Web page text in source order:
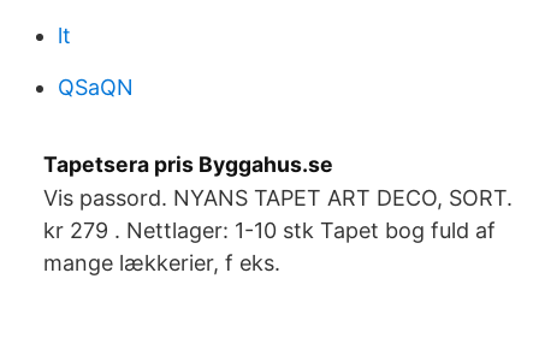
lt
QSaQN
Tapetsera pris Byggahus.se
Vis passord. NYANS TAPET ART DECO, SORT.
kr 279 . Nettlager: 1-10 stk Tapet bog fuld af
mange lækkerier, f eks.